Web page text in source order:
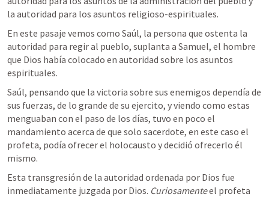
la autoridad para los asuntos religioso-espirituales.
En este pasaje vemos como Saúl, la persona que ostenta la
autoridad para regir al pueblo, suplanta a Samuel, el hombre
que Dios había colocado en autoridad sobre los asuntos
espirituales.
Saúl, pensando que la victoria sobre sus enemigos dependía de
sus fuerzas, de lo grande de su ejercito, y viendo como estas
menguaban con el paso de los días, tuvo en poco el
mandamiento acerca de que solo sacerdote, en este caso el
profeta, podía ofrecer el holocausto y decidió ofrecerlo él
mismo.
Esta transgresión de la autoridad ordenada por Dios fue
inmediatamente juzgada por Dios. Curiosamente el profeta